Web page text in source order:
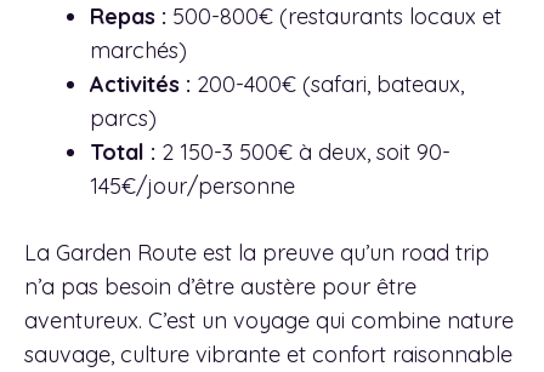
Repas : 500-800€ (restaurants locaux et
marchés)
Activités : 200-400€ (safari, bateaux,
parcs)
Total : 2 150-3 500€ à deux, soit 90-
145€/jour/personne
La Garden Route est la preuve qu’un road trip
n’a pas besoin d’être austère pour être
aventureux. C’est un voyage qui combine nature
sauvage, culture vibrante et confort raisonnable